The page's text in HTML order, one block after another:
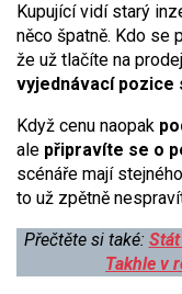
Kupující vidí starý
něco špatně. Kdo se
že už tlačíte na
vyjednávací pozice
Když cenu naopak
ale připravíte se o
scénáře mají
to už zpětně
Přečtěte si také:
Takhle v